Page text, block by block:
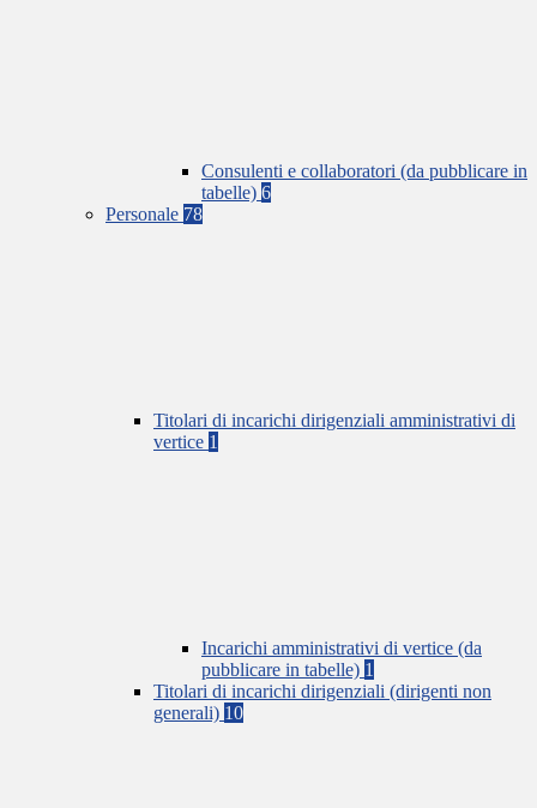
Consulenti e collaboratori (da pubblicare in
tabelle) 6
Personale 78
Titolari di incarichi dirigenziali amministrativi di
vertice 1
Incarichi amministrativi di vertice (da
pubblicare in tabelle) 1
Titolari di incarichi dirigenziali (dirigenti non
generali) 10